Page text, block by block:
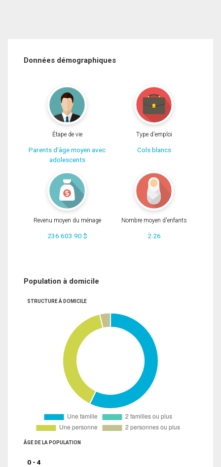
Données démographiques
Étape de vie
Parents d'âge moyen avec
adolescents
Type d'emploi
Cols blancs
Revenu moyen du ménage
236 603.90 $
Nombre moyen d'enfants
2.26
Population à domicile
STRUCTURE À DOMICILE
ÂGE DE LA POPULATION
0 - 4